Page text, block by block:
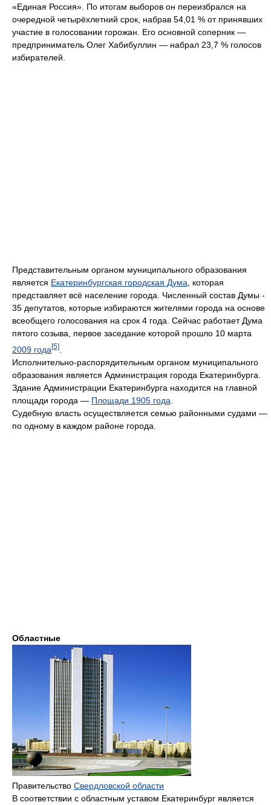
«Единая Россия». По итогам выборов он переизбрался на
очередной четырёхлетний срок, набрав 54,01 % от принявших
участие в голосовании горожан. Его основной соперник —
предприниматель Олег Хабибуллин — набрал 23,7 % голосов
избирателей.
Представительным органом муниципального образования
является Екатеринбургская городская Дума, которая
представляет всё население города. Численный состав Думы -
35 депутатов, которые избираются жителями города на основе
всеобщего голосования на срок 4 года. Сейчас работает Дума
пятого созыва, первое заседание которой прошло 10 марта
2009 года [5]
Исполнительно-распорядительным органом муниципального
образования является Администрация города Екатеринбурга.
Здание Администрации Екатеринбурга находится на главной
площади города — Площади 1905 года
Судебную власть осуществляется семью районными судами —
по одному в каждом районе города.
Областные
Правительство Свердловской области
В соответствии с областным уставом Екатеринбург является